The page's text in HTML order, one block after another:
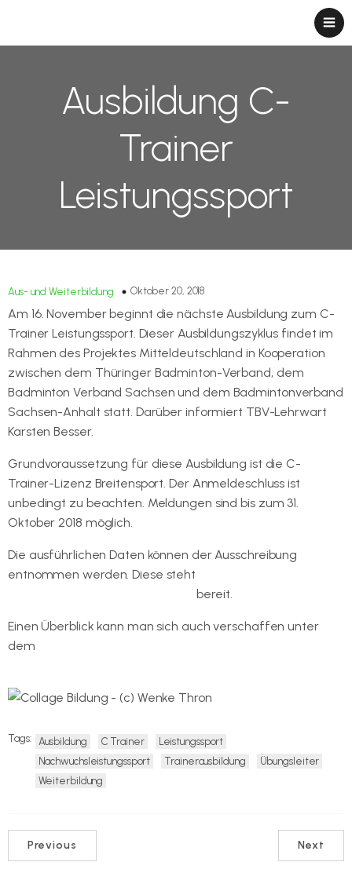
Ausbildung C-
Trainer
Leistungssport
Aus- und Weiterbildung Oktober 20, 2018
Am 16. November beginnt die nächste Ausbildung zum C-
Trainer Leistungssport. Dieser Ausbildungszyklus findet im
Rahmen des Projektes Mitteldeutschland in Kooperation
zwischen dem Thüringer Badminton-Verband, dem
Badminton Verband Sachsen und dem Badmintonverband
Sachsen-Anhalt statt. Darüber informiert TBV-Lehrwart
Karsten Besser.
Grundvoraussetzung für diese Ausbildung ist die C-
Trainer-Lizenz Breitensport. Der Anmeldeschluss ist
unbedingt zu beachten. Meldungen sind bis zum 31.
Oktober 2018 möglich.
Die ausführlichen Daten können der Ausschreibung
entnommen werden. Diese steht
bereit.
Einen Überblick kann man sich auch verschaffen unter
dem
Tags: Ausbildung C Trainer
Leistungssport
Nachwuchsleistungssport
Trainerausbildung
Übungsleiter
Weiterbildung
Previous Next